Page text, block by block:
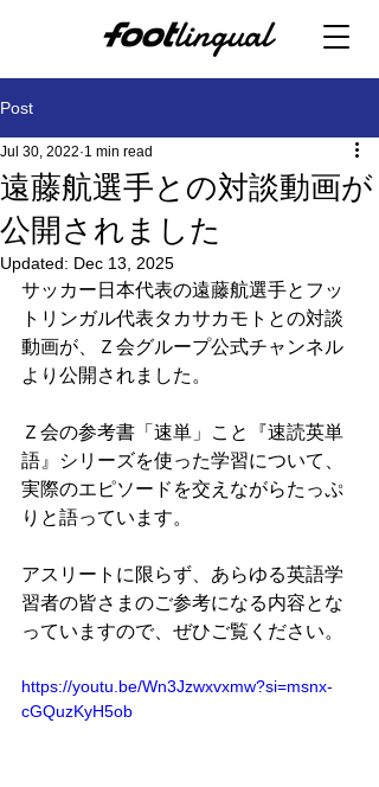
Post
遠藤航選手との対談動画が
公開されました
Jul 30, 2022 1 min read
Updated: Dec 13, 2025
サッカー日本代表の遠藤航選手とフッ
トリンガル代表タカサカモトとの対談
動画が、Ｚ会グループ公式チャンネル
より公開されました。
Ｚ会の参考書「速単」こと『速読英単
語』シリーズを使った学習について、
実際のエピソードを交えながらたっぷ
りと語っています。
アスリートに限らず、あらゆる英語学
習者の皆さまのご参考になる内容とな
っていますので、ぜひご覧ください。
https://youtu.be/Wn3Jzwxvxmw?si=msnx-
cGQuzKyH5ob